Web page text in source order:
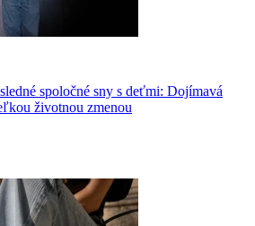
spoločné sny s deťmi: Dojímavá
životnou zmenou